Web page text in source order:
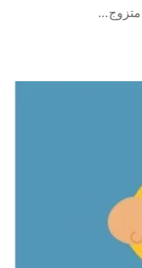
متزوج…